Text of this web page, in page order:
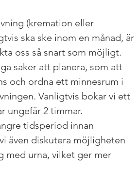
(kremation eller
ska ske inom en månad, är
oss så snart som möjligt.
saker att planera, som att
och ordna ett minnesrum i
Vanligtvis bokar vi ett
ungefär 2 timmar.
tidsperiod innan
även diskutera möjligheten
med urna, vilket ger mer